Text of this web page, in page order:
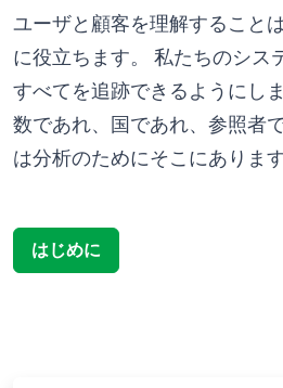
ユーザと顧客を理解すること
に役立ちます。 私たちのシス
すべてを追跡できるようにし
数であれ、国であれ、参照者
は分析のためにそこにあります
はじめに